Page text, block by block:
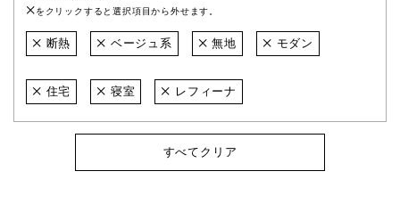
をクリックすると選択項目から外せます。
断熱 ベージュ系 無地 モダン
住宅 寝室 レフィーナ
すべてクリア